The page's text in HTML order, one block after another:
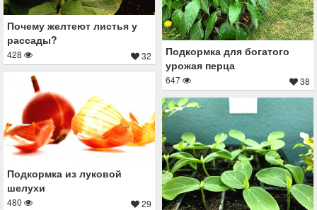
Подкормка для богатого
урожая перца
647 38
Почему желтеют листья у
рассады?
428 32
Подкормка из луковой
шелухи
480 29